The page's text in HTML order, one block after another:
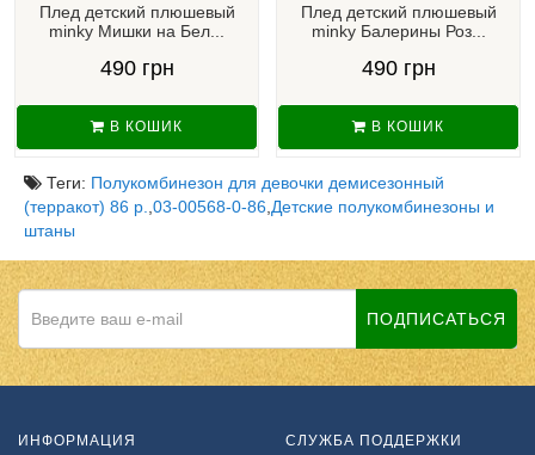
Плед детский плюшевый
minky Мишки на Бел...
490 грн
В КОШИК
Плед детский плюшевый
minky Балерины Роз...
490 грн
В КОШИК
Теги: Полукомбинезон для девочки демисезонный
(терракот) 86 р. 03-00568-0-86 Детские полукомбинезоны и
штаны
ПОДПИСАТЬСЯ
ИНФОРМАЦИЯ СЛУЖБА ПОДДЕРЖКИ